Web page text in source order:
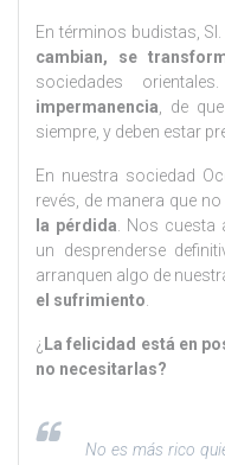
En términos budistas,
cambian, se
sociedades
impermanencia, de
siempre, y deben estar
En nuestra sociedad
revés, de manera que
la pérdida. Nos cuesta
un desprenderse
arranquen algo de
el sufrimiento.
¿ La felicidad está en
no necesitarlas?
No es más rico